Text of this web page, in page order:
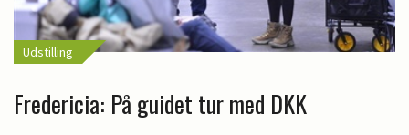
Udstilling
Fredericia: På guidet tur med DKK